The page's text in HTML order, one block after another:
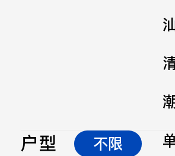
户型 不限